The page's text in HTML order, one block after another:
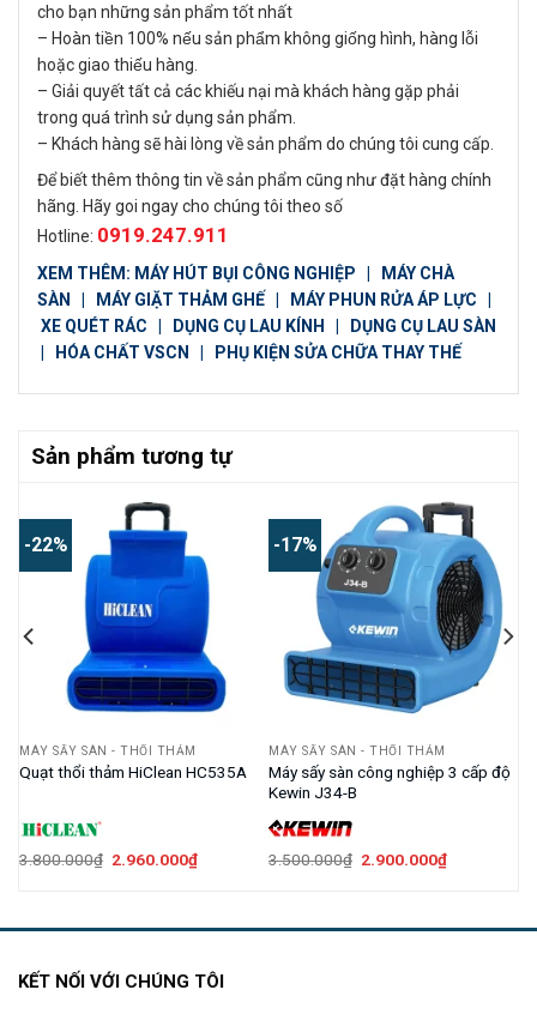
cho bạn những sản phẩm tốt nhất
– Hoàn tiền 100% nếu sản phẩm không giống hình, hàng lỗi
hoặc giao thiếu hàng.
– Giải quyết tất cả các khiếu nại mà khách hàng gặp phải
trong quá trình sử dụng sản phẩm.
– Khách hàng sẽ hài lòng về sản phẩm do chúng tôi cung cấp.
Để biết thêm thông tin về sản phẩm cũng như đặt hàng chính
hãng. Hãy goi ngay cho chúng tôi theo số
Hotline: 0919.247.911
XEM THÊM: MÁY HÚT BỤI CÔNG NGHIỆP | MÁY CHÀ
SÀN
| MÁY GIẶT THẢM GHẾ | MÁY PHUN RỬA ÁP LỰC
|
XE QUÉT RÁC
| DỤNG CỤ LAU KÍNH | DỤNG CỤ LAU SÀN
| HÓA CHẤT VSCN | PHỤ KIỆN SỬA CHỮA THAY THẾ
Sản phẩm tương tự
-22%
MÁY SẤY SÀN - THỔI THẢM
Quạt thổi thảm HiClean HC535A
3.800.000₫ Giá
2.960.000₫Giá
-17%
MÁY SẤY SÀN - THỔI THẢM
Máy sấy sàn công nghiệp 3 cấp độ
Kewin J34-B
3.500.000₫ Giá
2.900.000₫Giá
KẾT NỐI VỚI CHÚNG TÔI